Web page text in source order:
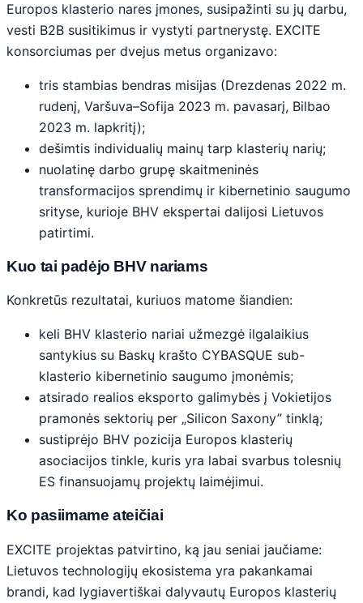
Europos klasterio nares įmones, susipažinti su jų darbu,
vesti B2B susitikimus ir vystyti partnerystę. EXCITE
konsorciumas per dvejus metus organizavo:
tris stambias bendras misijas (Drezdenas 2022 m.
rudenį, Varšuva–Sofija 2023 m. pavasarį, Bilbao
2023 m. lapkritį);
dešimtis individualių mainų tarp klasterių narių;
nuolatinę darbo grupę skaitmeninės
transformacijos sprendimų ir kibernetinio saugumo
srityse, kurioje BHV ekspertai dalijosi Lietuvos
patirtimi.
Kuo tai padėjo BHV nariams
Konkretūs rezultatai, kuriuos matome šiandien:
keli BHV klasterio nariai užmezgė ilgalaikius
santykius su Baskų krašto CYBASQUE sub-
klasterio kibernetinio saugumo įmonėmis;
atsirado realios eksporto galimybės į Vokietijos
pramonės sektorių per „Silicon Saxony” tinklą;
sustiprėjo BHV pozicija Europos klasterių
asociacijos tinkle, kuris yra labai svarbus tolesnių
ES finansuojamų projektų laimėjimui.
Ko pasiimame ateičiai
EXCITE projektas patvirtino, ką jau seniai jaučiame:
Lietuvos technologijų ekosistema yra pakankamai
brandi, kad lygiavertiškai dalyvautų Europos klasterių